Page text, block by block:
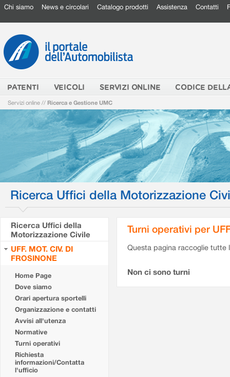
Chi siamo News e circolari Catalogo prodotti Assistenza Contatti
PATENTI VEICOLI SERVIZI ONLINE CODICE
Servizi online // Ricerca e Gestione UMC
Ricerca Uffici della Motorizzazione
Ricerca Uffici della
Motorizzazione Civile
UFF. MOT. CIV. DI
FROSINONE
Home Page
Dove siamo
Orari apertura sportelli
Organizzazione e contatti
Avvisi all'utenza
Normative
Turni operativi
Richiesta
informazioni/Contatta
l'ufficio
Turni operativi per
Questa pagina raccoglie tutte
Non ci sono turni